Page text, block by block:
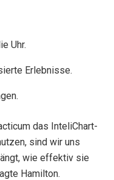
Uhr.
Erlebnisse.
das InteliChart-
sind wir uns
wie effektiv sie
Hamilton.